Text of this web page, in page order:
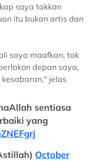
saya takkan
itu bukan artis dan
saya maafkan, tak
depan saya,
jelas
sentiasa
yang
October